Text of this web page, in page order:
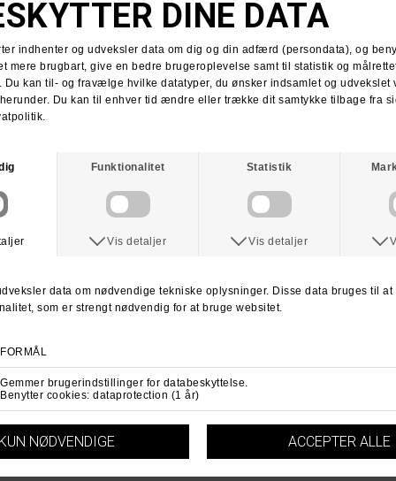
RETURNERING:
Du kan vælge at få dine penge retur eller vi bytter til en anden vare.
For mere information
Spørg om varen Tip en ven
ANDRE KØBTE OGSÅ
POLAR
Polar Multi beanie Black